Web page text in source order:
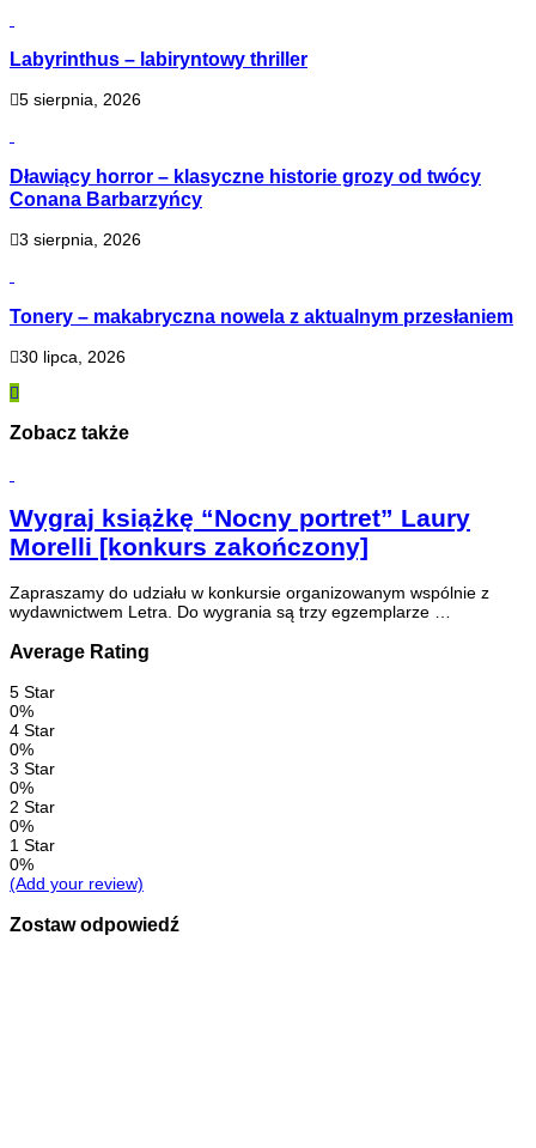
Labyrinthus – labiryntowy thriller
5 sierpnia, 2026
Dławiący horror – klasyczne historie grozy od twócy
Conana Barbarzyńcy
3 sierpnia, 2026
Tonery – makabryczna nowela z aktualnym przesłaniem
30 lipca, 2026
Zobacz także
Wygraj książkę “Nocny portret” Laury
Morelli [konkurs zakończony]
Zapraszamy do udziału w konkursie organizowanym wspólnie z
wydawnictwem Letra. Do wygrania są trzy egzemplarze …
Average Rating
5 Star
0%
4 Star
0%
3 Star
0%
2 Star
0%
1 Star
0%
(Add your review)
Zostaw odpowiedź